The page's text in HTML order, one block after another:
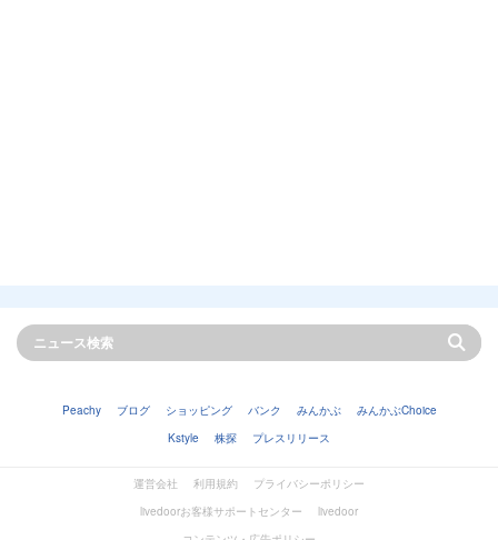
Peachy ブログ ショッピング バンク みんかぶ
みんかぶChoice
Kstyle
株探 プレスリリース
運営会社 利用規約
プライバシーポリシー
livedoorお客様サポートセンター
livedoor